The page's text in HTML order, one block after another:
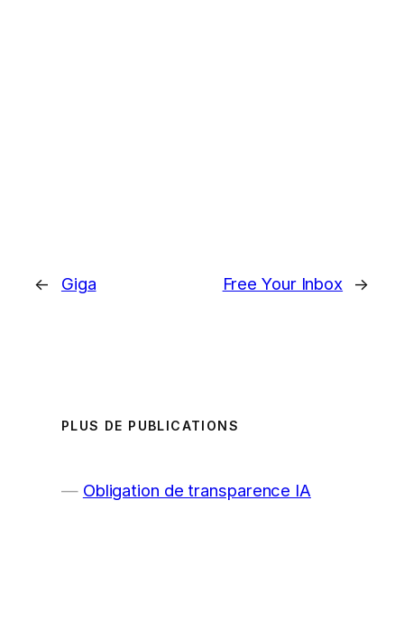
← Giga Free Your Inbox →
PLUS DE PUBLICATIONS
Obligation de transparence IA